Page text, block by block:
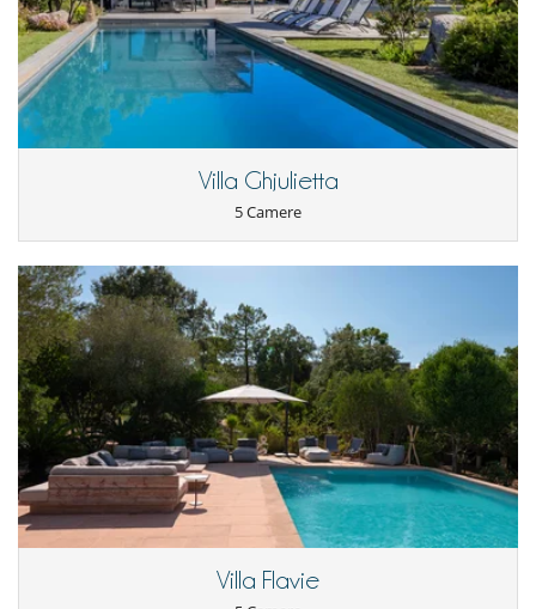
Asciugatrice
Asse da stiro
Congelatore
Cucina completamente fornita
Ferro da stiro
forno
forno microonde
Per la vostra comodità e convenienza
Aria condizionata
Salotto
Villa Ghjulietta
5 Camere
Villa Flavie